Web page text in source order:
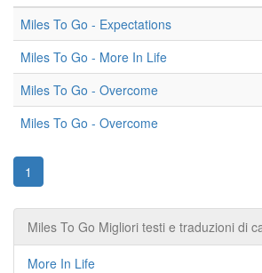
Miles To Go - Expectations
Miles To Go - More In Life
Miles To Go - Overcome
Miles To Go - Overcome
1
Miles To Go Migliori testi e traduzioni di
More In Life